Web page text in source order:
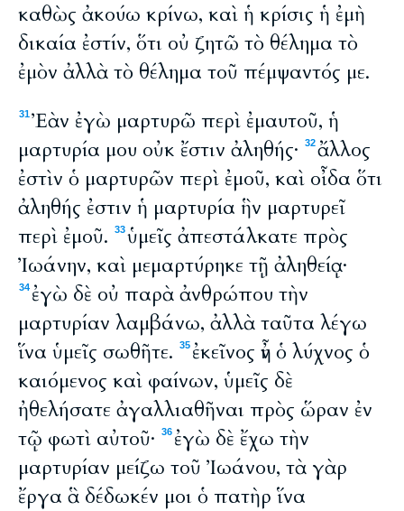
καθὼς ἀκούω κρίνω, καὶ ἡ κρίσις ἡ ἐμὴ
δικαία ἐστίν, ὅτι οὐ ζητῶ τὸ θέλημα τὸ
ἐμὸν ἀλλὰ τὸ θέλημα τοῦ πέμψαντός με.
31Ἐὰν ἐγὼ μαρτυρῶ περὶ ἐμαυτοῦ, ἡ
μαρτυρία μου οὐκ ἔστιν ἀληθής·
32ἄλλος
ἐστὶν ὁ μαρτυρῶν περὶ ἐμοῦ, καὶ οἶδα ὅτι
ἀληθής ἐστιν ἡ μαρτυρία ἣν μαρτυρεῖ
περὶ ἐμοῦ.
33ὑμεῖς ἀπεστάλκατε πρὸς
Ἰωάνην, καὶ μεμαρτύρηκε τῇ ἀληθείᾳ·
34 ἐγὼ δὲ οὐ παρὰ ἀνθρώπου τὴν
μαρτυρίαν λαμβάνω, ἀλλὰ ταῦτα λέγω
ἵνα ὑμεῖς σωθῆτε.
35 ἐκεῖνος ἦν ὁ λύχνος ὁ
καιόμενος καὶ φαίνων, ὑμεῖς δὲ
ἠθελήσατε ἀγαλλιαθῆναι πρὸς ὥραν ἐν
τῷ φωτὶ αὐτοῦ·
36 ἐγὼ δὲ ἔχω τὴν
μαρτυρίαν μείζω τοῦ Ἰωάνου, τὰ γὰρ
ἔργα ἃ δέδωκέν μοι ὁ πατὴρ ἵνα